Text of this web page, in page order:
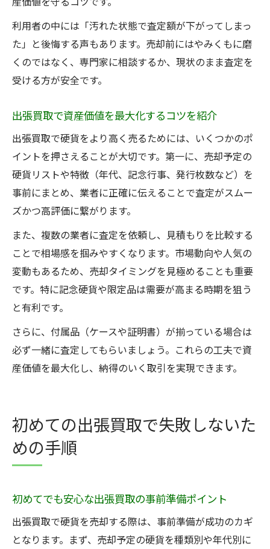
利用者の中には「汚れた状態で査定額が下がってしまっ
た」と後悔する声もあります。売却前にはやみくもに磨
くのではなく、専門家に相談するか、現状のまま査定を
受ける方が安全です。
出張買取で資産価値を最大化するコツを紹介
出張買取で硬貨をより高く売るためには、いくつかのポ
イントを押さえることが大切です。第一に、売却予定の
硬貨リストや特徴（年代、記念行事、発行枚数など）を
事前にまとめ、業者に正確に伝えることで査定がスムー
ズかつ高評価に繋がります。
また、複数の業者に査定を依頼し、見積もりを比較する
ことで相場感を掴みやすくなります。市場動向や人気の
変動もあるため、売却タイミングを見極めることも重要
です。特に記念硬貨や限定品は需要が高まる時期を狙う
と有利です。
さらに、付属品（ケースや証明書）が揃っている場合は
必ず一緒に査定してもらいましょう。これらの工夫で資
産価値を最大化し、納得のいく取引を実現できます。
初めての出張買取で失敗しないた
めの手順
初めてでも安心な出張買取の事前準備ポイント
出張買取で硬貨を売却する際は、事前準備が成功のカギ
となります。まず、売却予定の硬貨を種類別や年代別に